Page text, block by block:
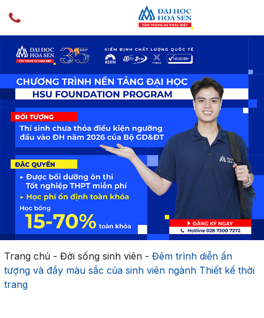
Trang chủ -Đời sống sinh viên -Đêm trình diễn ấn
tượng và đầy màu sắc của sinh viên ngành Thiết kế thời
trang